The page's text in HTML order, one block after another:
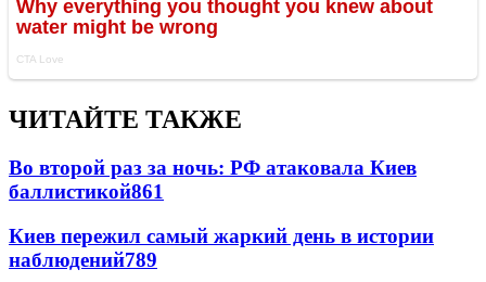
ЧИТАЙТЕ ТАКЖЕ
Во второй раз за ночь: РФ атаковала Киев
баллистикой861
Киев пережил самый жаркий день в истории
наблюдений789